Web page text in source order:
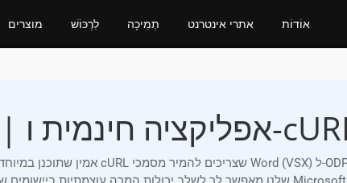
מוצרים לִרְכּוֹשׁ תְמִיכָה אתרי אינטרנט אוֹדוֹת